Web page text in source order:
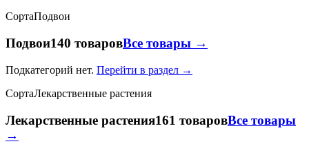
СортаПодвои
Подвои140 товаровВсе товары →
Подкатегорий нет. Перейти в раздел →
СортаЛекарственные растения
Лекарственные растения161 товаровВсе товары
→